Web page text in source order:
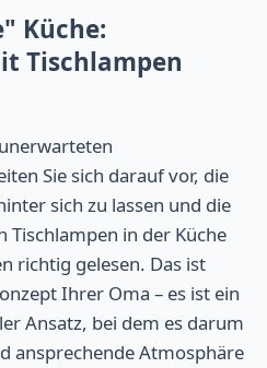
Küche:
Tischlampen
Sie sich darauf vor, die
sich zu lassen und die
in der Küche
richtig gelesen. Das ist
Ihrer Oma – es ist ein
Ansatz, bei dem es darum
ansprechende Atmosphäre